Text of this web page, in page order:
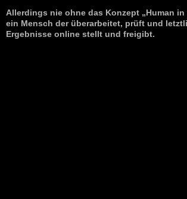
Allerdings nie ohne das Konzept „Human
ein Mensch der überarbeitet, prüft und
Ergebnisse online stellt und freigibt.